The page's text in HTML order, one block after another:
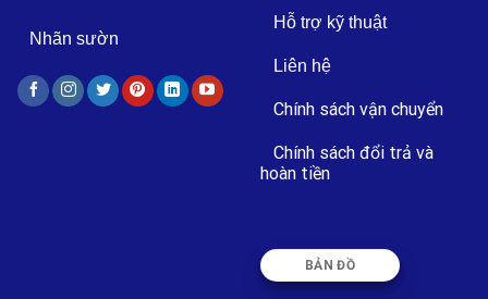
Nhãn sườn
Hỗ trợ kỹ thuật
Liên hệ
Chính sách vận chuyển
Chính sách đổi trả và
hoàn tiền
BẢN ĐỒ